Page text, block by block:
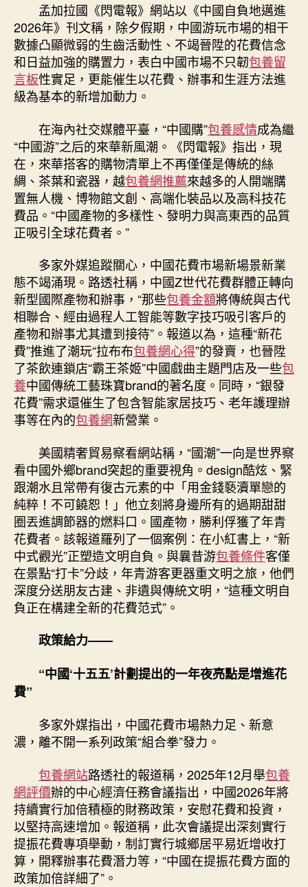
孟加拉國《閃電報》網站以《中國自負地邁進
2026年》刊文稱，除夕假期，中國游玩市場的相干
數據凸顯微弱的生齒活動性、不竭晉陞的花費信念
和日益加強的購置力，表白中國市場不只韌包養留
言板性實足，更能催生以花費、辦事和生涯方法進
級為基本的新增加動力。
在海內社交媒體平臺，“中國購”包養感情成為繼
“中國游”之后的來華新風潮。《閃電報》指出，現
在，來華搭客的購物清單上不再僅僅是傳統的絲
綢、茶葉和瓷器，越包養網推薦來越多的人開端購
置無人機、博物館文創、高端化裝品以及高科技花
費品。“中國產物的多樣性、發明力與高東西的品質
正吸引全球花費者。”
多家外媒追蹤關心，中國花費市場新場景新業
態不竭涌現。路透社稱，中國Z世代花費群體正轉向
新型國際產物和辦事，“那些包養金額將傳統與古代
相聯合、經由過程人工智能等數字技巧吸引客戶的
產物和辦事尤其遭到接待”。報道以為，這種“新花
費”推進了潮玩“拉布布包養網心得”的發賣，也晉陞
了茶飲連鎖店“霸王茶姬”中國戲曲主題門店及一些包
養中國傳統工藝珠寶brand的著名度。同時，“銀發
花費”需求還催生了包含智能家居技巧、老年護理辦
事等在內的包養網新營業。
美國精奢貿易察看網站稱，“國潮”一向是世界察
看中國外鄉brand突起的重要視角。design酷炫、緊
跟潮水且常帶有復古元素的中「用金錢褻瀆單戀的
純粹！不可饒恕！」他立刻將身邊所有的過期甜甜
圈丟進調節器的燃料口。國產物，勝利俘獲了年青
花費者。該報道羅列了一個案例：在小紅書上，“新
中式觀光”正塑造文明自負。與曩昔游包養條件客僅
在景點“打卡”分歧，年青游客更器重文明之旅，他們
深度分送朋友古建、非遺與傳統文明，“這種文明自
負正在構建全新的花費范式”。
政策給力——
“中國‘十五五’計劃提出的一年夜亮點是增進花
費”
多家外媒指出，中國花費市場熱力足、新意
濃，離不開一系列政策“組合拳”發力。
包養網站路透社的報道稱，2025年12月舉包養
網評價辦的中心經濟任務會議指出，中國2026年將
持續實行加倍積極的財務政策，安慰花費和投資，
以堅持高速增加。報道稱，此次會議提出深刻實行
提振花費專項舉動，制訂實行城鄉居平易近增收打
算，開釋辦事花費潛力等，“中國在提振花費方面的
政策加倍詳細了”。